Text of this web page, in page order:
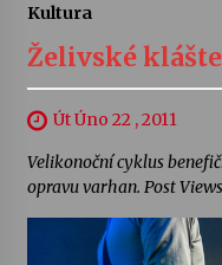
Kultura
Želivské
Út Úno 22 , 2011
Velikonoční cyklus
opravu varhan. Post